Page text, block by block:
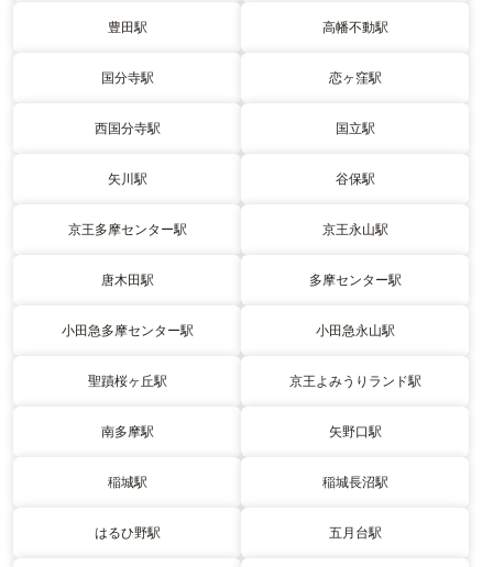
豊田駅 高幡不動駅
国分寺駅 恋ヶ窪駅
西国分寺駅 国立駅
矢川駅 谷保駅
京王多摩センター駅 京王永山駅
唐木田駅 多摩センター駅
小田急多摩センター駅 小田急永山駅
聖蹟桜ヶ丘駅 京王よみうりランド駅
南多摩駅 矢野口駅
稲城駅 稲城長沼駅
はるひ野駅 五月台駅